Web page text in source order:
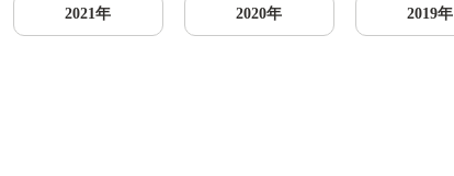
2021年 2020年 2019年